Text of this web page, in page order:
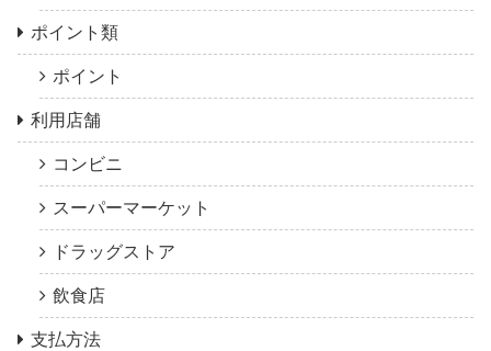
ポイント類
ポイント
利用店舗
コンビニ
スーパーマーケット
ドラッグストア
飲食店
支払方法